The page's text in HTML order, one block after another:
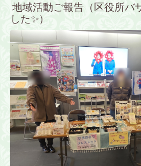
地域活動ご報告（区役所バ
した✨）